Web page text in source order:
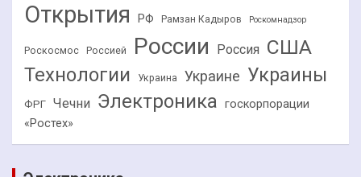
Открытия РФ Рамзан Кадыров Роскомнадзор
Роскосмос Россией России Россия США
Технологии Украина Украине Украины
ФРГ Чечни Электроника госкорпорации
«Ростех»